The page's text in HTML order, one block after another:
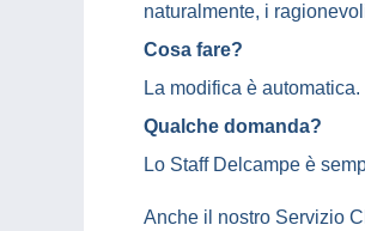
naturalmente, i
Cosa fare?
La modifica è
Qualche domanda?
Lo Staff Delcampe è
Anche il nostro Servizio